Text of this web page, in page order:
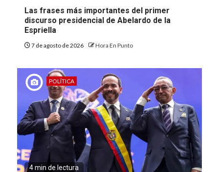
Las frases más importantes del primer
discurso presidencial de Abelardo de la
Espriella
7 de agosto de 2026 Hora En Punto
POLÍTICA
4 min de lectura